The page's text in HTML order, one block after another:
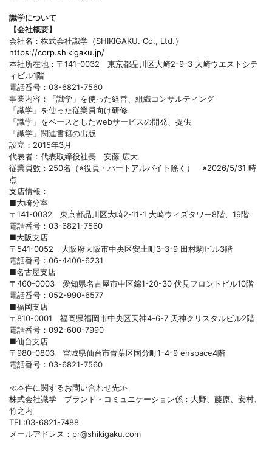
識学について
【会社概要】
会社名：株式会社識学（SHIKIGAKU. Co., Ltd.）
https://corp.shikigaku.jp/
本社所在地：〒141-0032 東京都品川区大崎2-9-3 大崎ウエストシテ
ィビル1階
電話番号：03-6821-7560
事業内容：「識学」を使った経営、組織コンサルティング
「識学」を使った従業員向け研修
「識学」をベースとしたwebサービスの開発、提供
「識学」関連書籍の出版
設立：2015年3月
代表者：代表取締役社長 安藤 広大
従業員数：250名（※役員・パートアルバイト除く） ※2026/5/31 時
点
支店情報：
■大崎分室
〒141-0032 東京都品川区大崎2-11-1 大崎ウィズタワー8階、19階
電話番号：03-6821-7560
■大阪支店
〒541-0052 大阪府大阪市中央区安土町3-3-9 田村駒ビル3階
電話番号：06-4400-6231
■名古屋支店
〒460-0003 愛知県名古屋市中区錦1-20-30 伏見フロントビル10階
電話番号：052-990-6577
■福岡支店
〒810-0001 福岡県福岡市中央区天神4-6-7 天神クリスタルビル2階
電話番号：092-600-7990
■仙台支店
〒980-0803 宮城県仙台市青葉区国分町1-4-9 enspace4階
電話番号：03-6821-7560
≪本件に関するお問い合わせ先≫
株式会社識学 ブランド・コミュニケーション係：大野、藤原、安村、
竹之内
TEL:03-6821-7488
メールアドレス：pr@shikigaku.com